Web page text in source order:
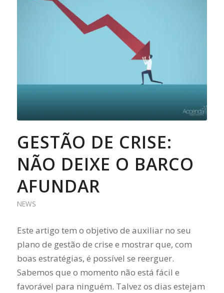
GESTÃO DE CRISE:
NÃO DEIXE O BARCO
AFUNDAR
NEWS
Este artigo tem o objetivo de auxiliar no seu
plano de gestão de crise e mostrar que, com
boas estratégias, é possível se reerguer.
Sabemos que o momento não está fácil e
favorável para ninguém. Talvez os dias estejam